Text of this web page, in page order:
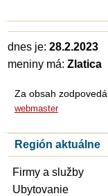
dnes je: 28.2.2023
meniny má: Zlatica
Za obsah zodpovedá
webmaster
Región aktuálne
Firmy a služby
Ubytovanie